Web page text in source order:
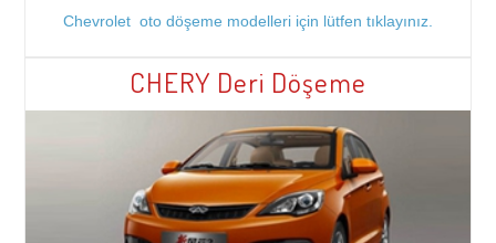
Chevrolet oto döşeme modelleri için lütfen tıklayınız.
CHERY Deri Döşeme